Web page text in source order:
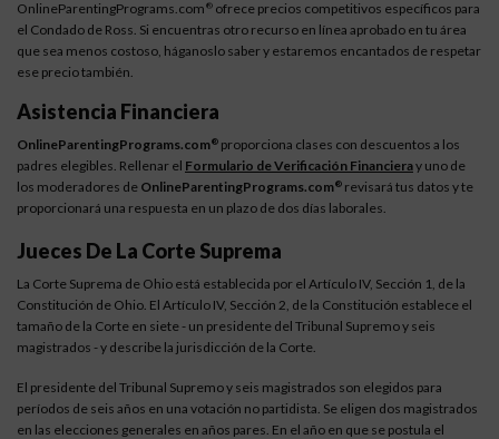
OnlineParentingPrograms.com ® ofrece precios competitivos específicos para
el Condado de Ross. Si encuentras otro recurso en línea aprobado en tu área
que sea menos costoso, háganoslo saber y estaremos encantados de respetar
ese precio también.
Asistencia Financiera
OnlineParentingPrograms.com® proporciona clases con descuentos a los
padres elegibles. Rellenar el Formulario de Verificación Financieray uno de
los moderadores de OnlineParentingPrograms.com® revisará tus datos y te
proporcionará una respuesta en un plazo de dos días laborales.
Jueces De La Corte Suprema
La Corte Suprema de Ohio está establecida por el Artículo IV, Sección 1, de la
Constitución de Ohio. El Artículo IV, Sección 2, de la Constitución establece el
tamaño de la Corte en siete - un presidente del Tribunal Supremo y seis
magistrados - y describe la jurisdicción de la Corte.
El presidente del Tribunal Supremo y seis magistrados son elegidos para
períodos de seis años en una votación no partidista. Se eligen dos magistrados
en las elecciones generales en años pares. En el año en que se postula el